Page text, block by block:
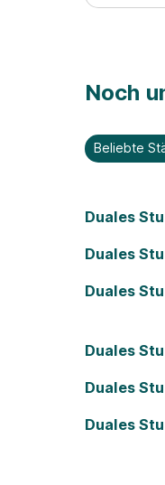
Noch
Beliebte
Duales
Duales
Duales
Duales
Duales
Duales